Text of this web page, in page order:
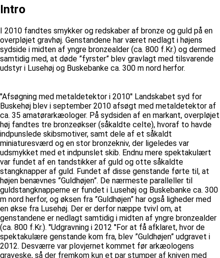
Intro
I 2010 fandtes smykker og redskaber af bronze og guld på en
overpløjet gravhøj. Genstandene har været nedlagt i højens
sydside i midten af yngre bronzealder (ca. 800 f.Kr.) og dermed
samtidig med, at døde ”fyrster” blev gravlagt med tilsvarende
udstyr i Lusehøj og Buskebanke ca. 300 m nord herfor.
''Afsøgning med metaldetektor i 2010'' Landskabet syd for
Buskehøj blev i september 2010 afsøgt med metaldetektor af
ca. 35 amatørarkæologer. På sydsiden af en markant, overpløjet
høj fandtes tre bronzeøkser (såkaldte celte), hvoraf to havde
indpunslede skibsmotiver, samt dele af et såkaldt
miniaturesværd og en stor bronzekniv, der ligeledes var
udsmykket med et indpunslet skib. Endnu mere spektakulært
var fundet af en tandstikker af guld og otte såkaldte
stangknapper af guld. Fundet af disse genstande førte til, at
højen benævnes ”Guldhøjen”. De nærmeste paralleller til
guldstangknapperne er fundet i Lusehøj og Buskebanke ca. 300
m nord herfor, og øksen fra ”Guldhøjen” har også ligheder med
en økse fra Lusehøj. Der er derfor næppe tvivl om, at
genstandene er nedlagt samtidig i midten af yngre bronzealder
(ca. 800 f.Kr.). ''Udgravning i 2012 ''For at få afklaret, hvor de
spektakulære genstande kom fra, blev ”Guldhøjen” udgravet i
2012. Desværre var plovjernet kommet før arkæologens
graveske, så der fremkom kun et par stumper af kniven med